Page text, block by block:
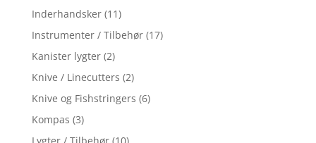
Inderhandsker (11)
Instrumenter / Tilbehør (17)
Kanister lygter (2)
Knive / Linecutters (2)
Knive og Fishstringers (6)
Kompas (3)